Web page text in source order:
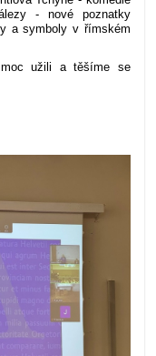
- nové poznatky
a symboly v římském
užili a těšíme se